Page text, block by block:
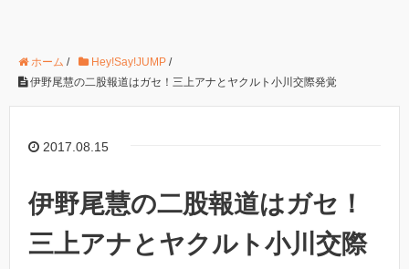
ホーム / Hey!Say!JUMP /
伊野尾慧の二股報道はガセ！三上アナとヤクルト小川交際発覚
2017.08.15
伊野尾慧の二股報道はガセ！
三上アナとヤクルト小川交際